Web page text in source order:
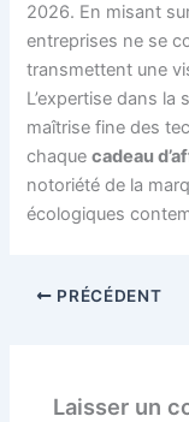
2026. En misant
entreprises ne se
transmettent une
L’expertise dans la
maîtrise fine des
chaquecadeau
notoriété de la
écologiques
PRÉCÉDENT
Laisser un